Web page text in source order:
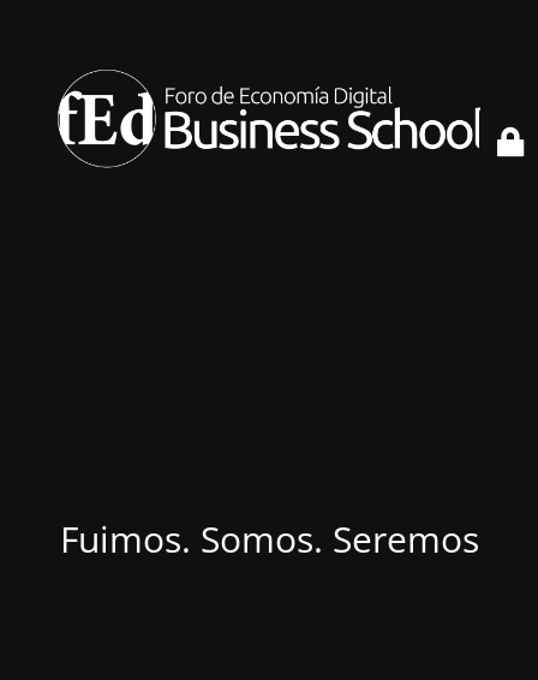
Fuimos. Somos. Seremos